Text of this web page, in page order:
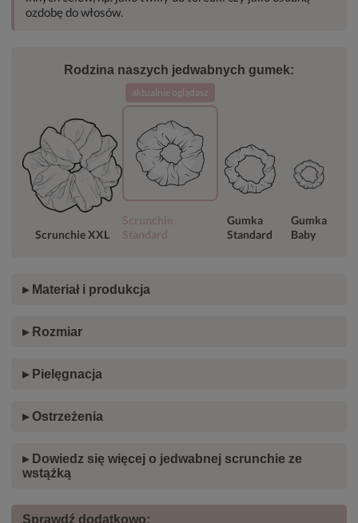
ozdobę do włosów.
Rodzina naszych jedwabnych gumek:
Scrunchie XXL
aktualnie oglądasz
Scrunchie
Standard
Gumka
Standard
Gumka
Baby
▸ Materiał i produkcja
▸ Rozmiar
▸ Pielęgnacja
▸ Ostrzeżenia
▸ Dowiedz się więcej o jedwabnej scrunchie ze
wstążką
Sprawdź dodatkowo: